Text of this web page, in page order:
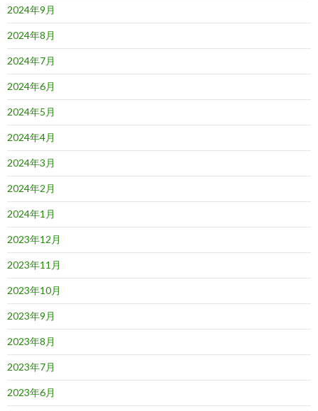
2024年9月
2024年8月
2024年7月
2024年6月
2024年5月
2024年4月
2024年3月
2024年2月
2024年1月
2023年12月
2023年11月
2023年10月
2023年9月
2023年8月
2023年7月
2023年6月